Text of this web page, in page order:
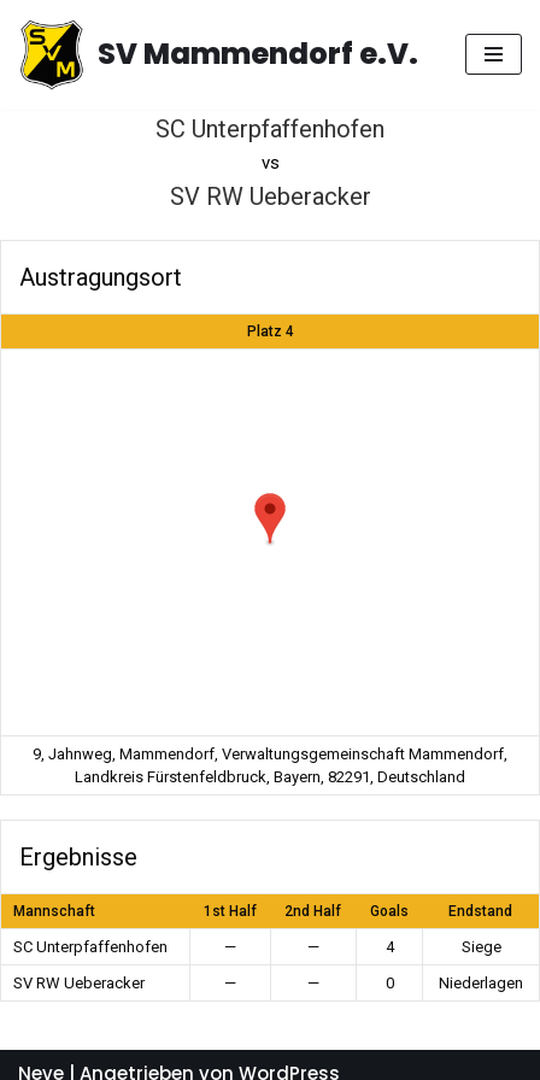
Zum
Inhalt
SV Mammendorf e.V.
SC Unterpfaffenhofen
vs
SV RW Ueberacker
Austragungsort
Platz 4
9, Jahnweg, Mammendorf, Verwaltungsgemeinschaft Mammendorf,
Landkreis Fürstenfeldbruck, Bayern, 82291, Deutschland
Ergebnisse
Mannschaft 1st Half 2nd Half Goals Endstand
SC Unterpfaffenhofen — — 4
Siege
SV RW Ueberacker
— — 0 Niederlagen
Neve | Angetrieben von WordPress